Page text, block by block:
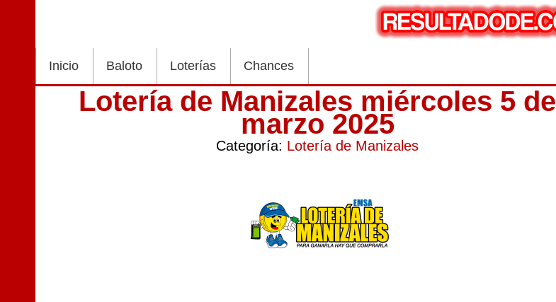
Inicio Baloto Loterías Chances
Lotería de Manizales miércoles 5 de
marzo 2025
Categoría: Lotería de Manizales